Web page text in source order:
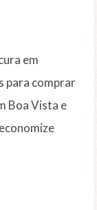
em
para comprar
Boa Vista e